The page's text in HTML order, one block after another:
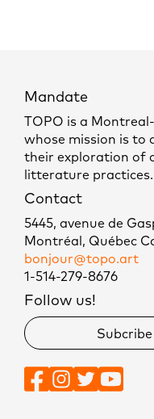
Mandate
TOPO is a
whose mission is to
their exploration of
litterature practices.
Contact
5445, avenue de
Montréal, Québec
bonjour@topo.art
1-514-279-8676
Follow us!